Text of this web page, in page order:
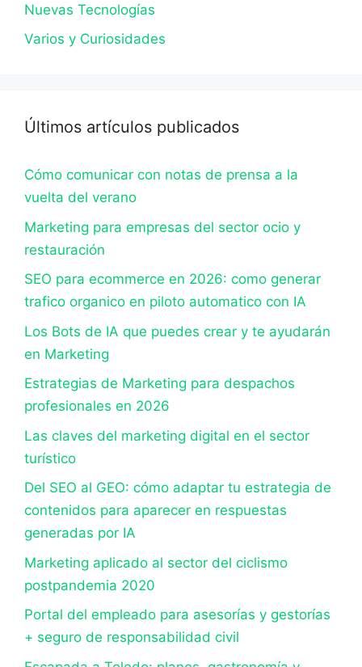
Nuevas Tecnologías
Varios y Curiosidades
Últimos artículos publicados
Cómo comunicar con notas de prensa a la
vuelta del verano
Marketing para empresas del sector ocio y
restauración
SEO para ecommerce en 2026: como generar
trafico organico en piloto automatico con IA
Los Bots de IA que puedes crear y te ayudarán
en Marketing
Estrategias de Marketing para despachos
profesionales en 2026
Las claves del marketing digital en el sector
turístico
Del SEO al GEO: cómo adaptar tu estrategia de
contenidos para aparecer en respuestas
generadas por IA
Marketing aplicado al sector del ciclismo
postpandemia 2020
Portal del empleado para asesorías y gestorías
+ seguro de responsabilidad civil